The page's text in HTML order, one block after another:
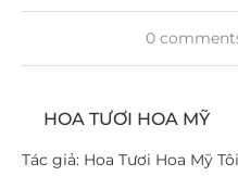
0
HOA TƯƠI HOA MỸ
Tác giả: Hoa Tươi Hoa Mỹ